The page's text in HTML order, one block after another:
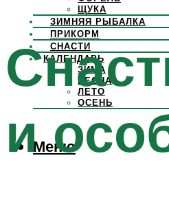
ЩУКА
ЗИМНЯЯ РЫБАЛКА
ПРИКОРМ
СНАСТИ
КАЛЕНДАРЬ
ЗИМА
ВЕСНА
ЛЕТО
ОСЕНЬ
Меню
и